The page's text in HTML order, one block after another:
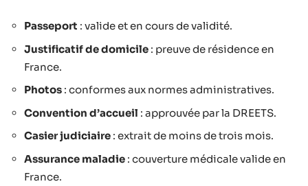
Passeport : valide et en cours de validité.
Justificatif de domicile : preuve de résidence en
France.
Photos : conformes aux normes administratives.
Convention d’accueil : approuvée par la DREETS.
Casier judiciaire : extrait de moins de trois mois.
Assurance maladie : couverture médicale valide en
France.